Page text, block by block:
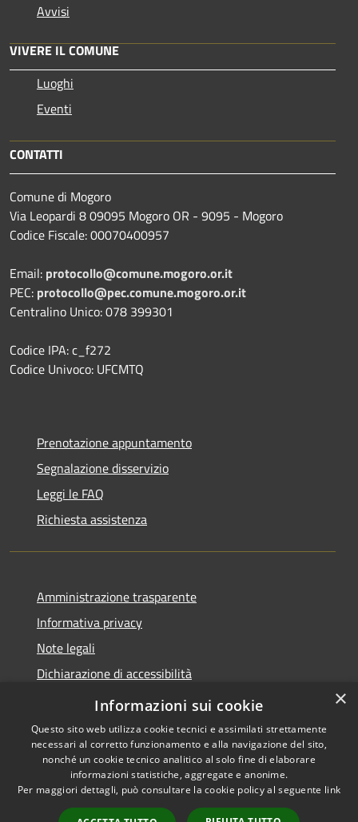
Avvisi
VIVERE IL COMUNE
Luoghi
Eventi
CONTATTI
Comune di Mogoro
Via Leopardi 8 09095 Mogoro OR - 9095 - Mogoro
Codice Fiscale: 00070400957
Email: protocollo@comune.mogoro.or.it
PEC: protocollo@pec.comune.mogoro.or.it
Centralino Unico: 078 399301
Codice IPA: c_f272
Codice Univoco: UFCMTQ
Prenotazione appuntamento
Segnalazione disservizio
Leggi le FAQ
Richiesta assistenza
Amministrazione trasparente
Informativa privacy
Note legali
Dichiarazione di accessibilità
Obiettivi di accessibilità
Accessibilità
Copyright © 2026 • Comune di
Mogoro • Powered by
Municipium• Accesso
×
Informazioni sui cookie
Questo sito web utilizza cookie tecnici e assimilati strettamente
necessari al corretto funzionamento e alla navigazione del sito,
nonché un cookie tecnico analitico al solo fine di elaborare
informazioni statistiche, aggregate e anonime.
Per maggiori dettagli, può consultare la cookie policy al seguente link